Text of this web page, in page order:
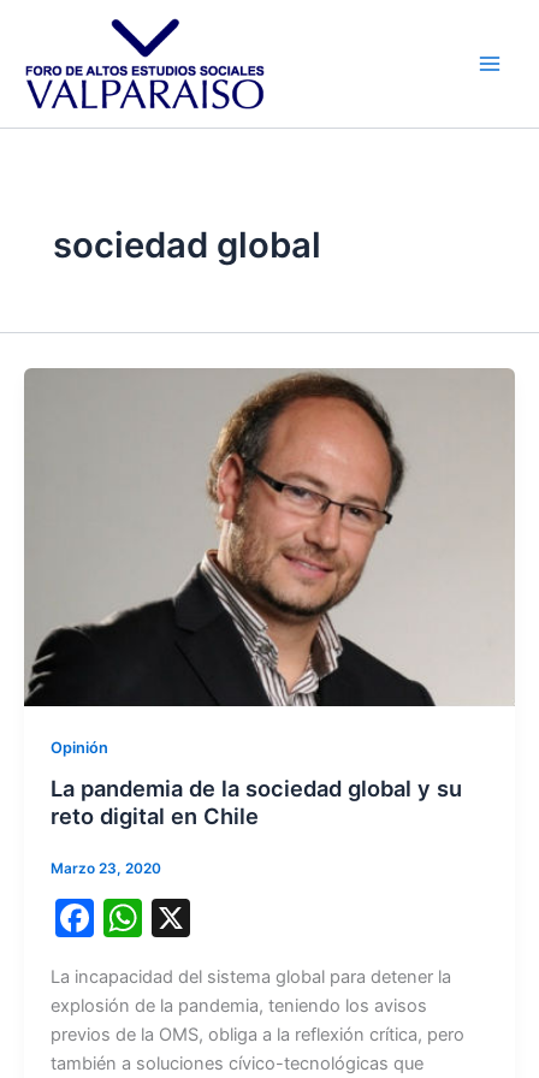
contenido
sociedad global
Opinión
La pandemia de la sociedad global y su
reto digital en Chile
Marzo 23, 2020
F
c
e
W
at
s
X
La incapacidad del sistema global para detener la
explosión de la pandemia, teniendo los avisos
previos de la OMS, obliga a la reflexión crítica, pero
también a soluciones cívico-tecnológicas que